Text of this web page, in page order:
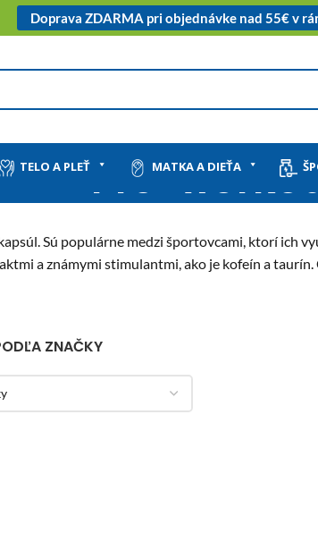
Doprava ZDARMA pri objednávke nad 55€ v
TELO A PLEŤ MATKA A DIEŤA
Pre-
Sú populárne medzi športovcami, ktorí ich
a známymi stimulantmi, ako je kofeín a
ZNAČKY